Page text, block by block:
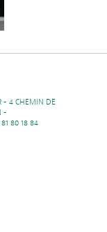
- 4 CHEMIN DE
-
80 18 84